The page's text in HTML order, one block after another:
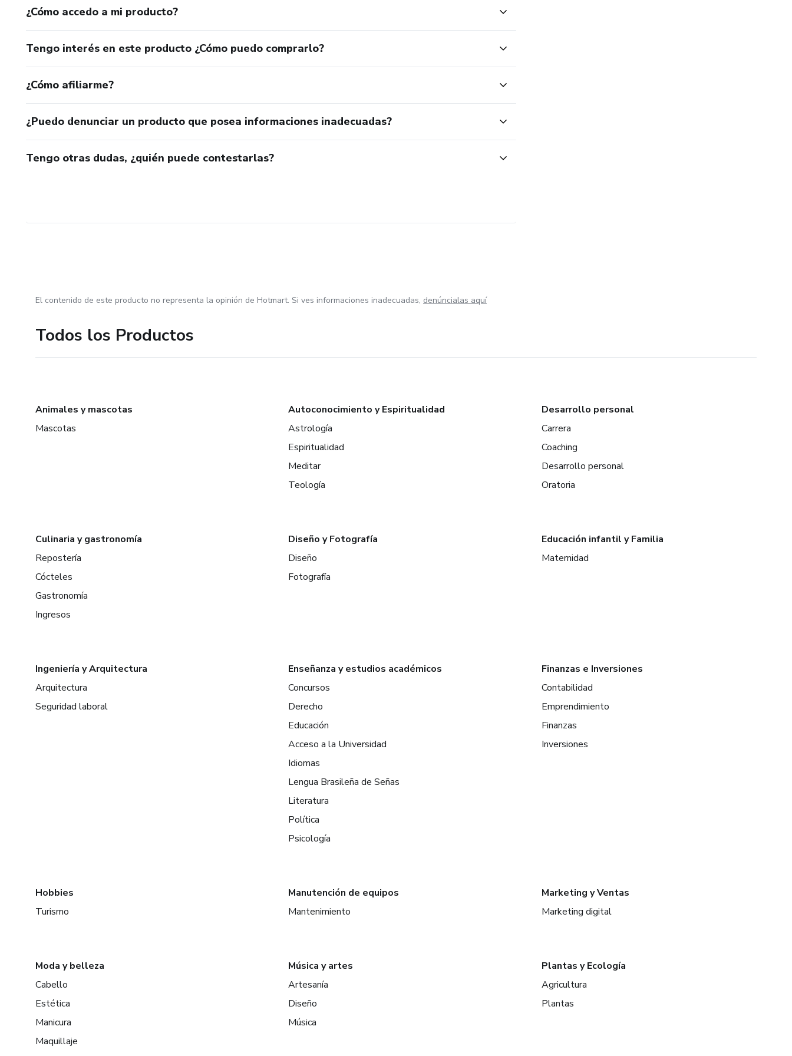
¿Cómo accedo a mi producto?
Tengo interés en este producto ¿Cómo puedo comprarlo?
¿Cómo afiliarme?
¿Puedo denunciar un producto que posea informaciones inadecuadas?
Tengo otras dudas, ¿quién puede contestarlas?
El contenido de este producto no representa la opinión de Hotmart. Si ves informaciones inadecuadas, denúncialas aquí
Todos los Productos
Animales y mascotas
Mascotas
Autoconocimiento y Espiritualidad
Astrología
Espiritualidad
Meditar
Teología
Desarrollo personal
Carrera
Coaching
Desarrollo personal
Oratoria
Culinaria y gastronomía
Repostería
Cócteles
Gastronomía
Ingresos
Diseño y Fotografía
Diseño
Fotografía
Educación infantil y Familia
Maternidad
Ingeniería y Arquitectura
Arquitectura
Seguridad laboral
Enseñanza y estudios académicos
Concursos
Derecho
Educación
Acceso a la Universidad
Idiomas
Lengua Brasileña de Señas
Literatura
Política
Psicología
Finanzas e Inversiones
Contabilidad
Emprendimiento
Finanzas
Inversiones
Hobbies
Turismo
Manutención de equipos
Mantenimiento
Marketing y Ventas
Marketing digital
Moda y belleza
Cabello
Estética
Manicura
Maquillaje
Música y artes
Artesanía
Diseño
Música
Plantas y Ecología
Agricultura
Plantas